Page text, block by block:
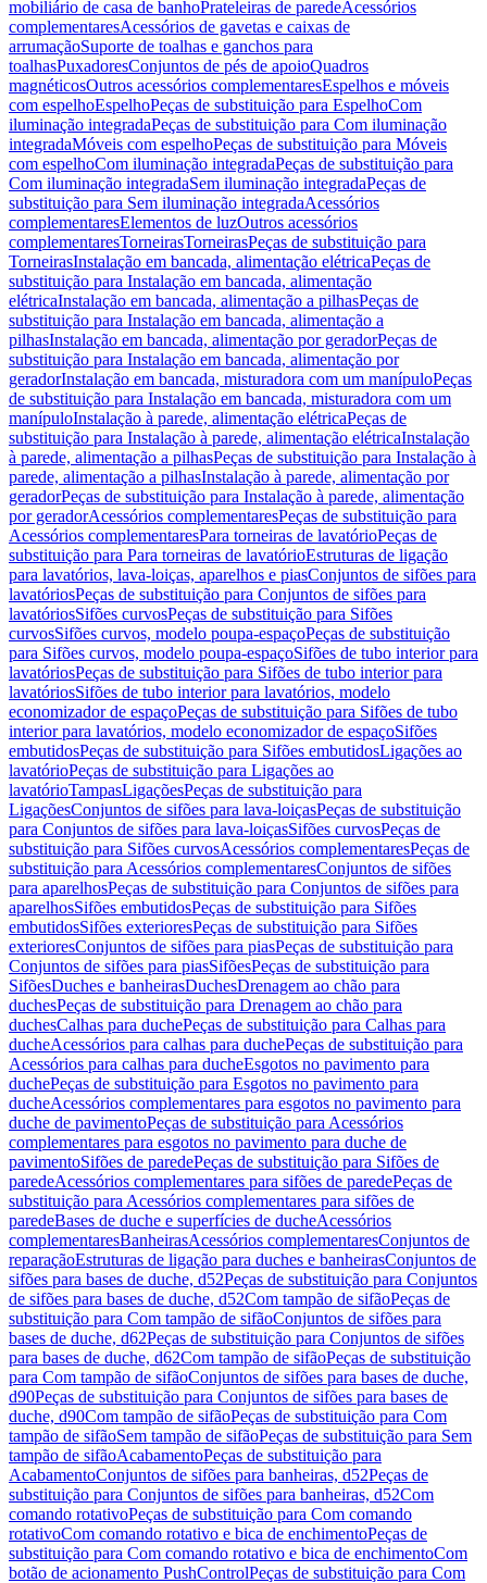
mobiliário de casa de banhoPrateleiras de paredeAcessórios
complementaresAcessórios de gavetas e caixas de
arrumaçãoSuporte de toalhas e ganchos para
toalhasPuxadoresConjuntos de pés de apoioQuadros
magnéticosOutros acessórios complementaresEspelhos e móveis
com espelhoEspelhoPeças de substituição para EspelhoCom
iluminação integradaPeças de substituição para Com iluminação
integradaMóveis com espelhoPeças de substituição para Móveis
com espelhoCom iluminação integradaPeças de substituição para
Com iluminação integradaSem iluminação integradaPeças de
substituição para Sem iluminação integradaAcessórios
complementaresElementos de luzOutros acessórios
complementaresTorneirasTorneirasPeças de substituição para
TorneirasInstalação em bancada, alimentação elétricaPeças de
substituição para Instalação em bancada, alimentação
elétricaInstalação em bancada, alimentação a pilhasPeças de
substituição para Instalação em bancada, alimentação a
pilhasInstalação em bancada, alimentação por geradorPeças de
substituição para Instalação em bancada, alimentação por
geradorInstalação em bancada, misturadora com um manípuloPeças
de substituição para Instalação em bancada, misturadora com um
manípuloInstalação à parede, alimentação elétricaPeças de
substituição para Instalação à parede, alimentação elétricaInstalação
à parede, alimentação a pilhasPeças de substituição para Instalação à
parede, alimentação a pilhasInstalação à parede, alimentação por
geradorPeças de substituição para Instalação à parede, alimentação
por geradorAcessórios complementaresPeças de substituição para
Acessórios complementaresPara torneiras de lavatórioPeças de
substituição para Para torneiras de lavatórioEstruturas de ligação
para lavatórios, lava-loiças, aparelhos e piasConjuntos de sifões para
lavatóriosPeças de substituição para Conjuntos de sifões para
lavatóriosSifões curvosPeças de substituição para Sifões
curvosSifões curvos, modelo poupa-espaçoPeças de substituição
para Sifões curvos, modelo poupa-espaçoSifões de tubo interior para
lavatóriosPeças de substituição para Sifões de tubo interior para
lavatóriosSifões de tubo interior para lavatórios, modelo
economizador de espaçoPeças de substituição para Sifões de tubo
interior para lavatórios, modelo economizador de espaçoSifões
embutidosPeças de substituição para Sifões embutidosLigações ao
lavatórioPeças de substituição para Ligações ao
lavatórioTampasLigaçõesPeças de substituição para
LigaçõesConjuntos de sifões para lava-loiçasPeças de substituição
para Conjuntos de sifões para lava-loiçasSifões curvosPeças de
substituição para Sifões curvosAcessórios complementaresPeças de
substituição para Acessórios complementaresConjuntos de sifões
para aparelhosPeças de substituição para Conjuntos de sifões para
aparelhosSifões embutidosPeças de substituição para Sifões
embutidosSifões exterioresPeças de substituição para Sifões
exterioresConjuntos de sifões para piasPeças de substituição para
Conjuntos de sifões para piasSifõesPeças de substituição para
SifõesDuches e banheirasDuchesDrenagem ao chão para
duchesPeças de substituição para Drenagem ao chão para
duchesCalhas para duchePeças de substituição para Calhas para
ducheAcessórios para calhas para duchePeças de substituição para
Acessórios para calhas para ducheEsgotos no pavimento para
duchePeças de substituição para Esgotos no pavimento para
ducheAcessórios complementares para esgotos no pavimento para
duche de pavimentoPeças de substituição para Acessórios
complementares para esgotos no pavimento para duche de
pavimentoSifões de paredePeças de substituição para Sifões de
paredeAcessórios complementares para sifões de paredePeças de
substituição para Acessórios complementares para sifões de
paredeBases de duche e superfícies de ducheAcessórios
complementaresBanheirasAcessórios complementaresConjuntos de
reparaçãoEstruturas de ligação para duches e banheirasConjuntos de
sifões para bases de duche, d52Peças de substituição para Conjuntos
de sifões para bases de duche, d52Com tampão de sifãoPeças de
substituição para Com tampão de sifãoConjuntos de sifões para
bases de duche, d62Peças de substituição para Conjuntos de sifões
para bases de duche, d62Com tampão de sifãoPeças de substituição
para Com tampão de sifãoConjuntos de sifões para bases de duche,
d90Peças de substituição para Conjuntos de sifões para bases de
duche, d90Com tampão de sifãoPeças de substituição para Com
tampão de sifãoSem tampão de sifãoPeças de substituição para Sem
tampão de sifãoAcabamentoPeças de substituição para
AcabamentoConjuntos de sifões para banheiras, d52Peças de
substituição para Conjuntos de sifões para banheiras, d52Com
comando rotativoPeças de substituição para Com comando
rotativoCom comando rotativo e bica de enchimentoPeças de
substituição para Com comando rotativo e bica de enchimentoCom
botão de acionamento PushControlPeças de substituição para Com